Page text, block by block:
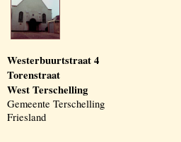
Westerbuurtstraat 4
Torenstraat
West Terschelling
Gemeente Terschelling
Friesland